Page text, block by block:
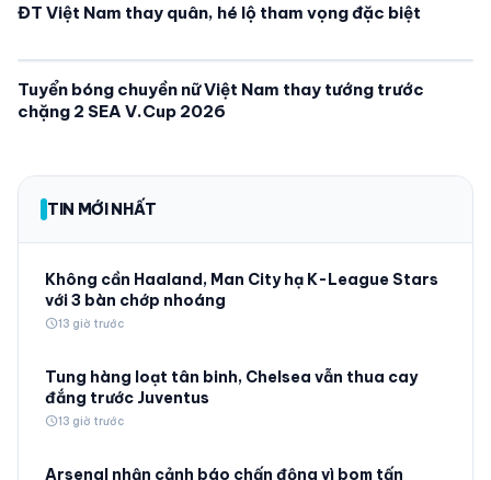
ĐT Việt Nam thay quân, hé lộ tham vọng đặc biệt
Tuyển bóng chuyền nữ Việt Nam thay tướng trước
chặng 2 SEA V.Cup 2026
TIN MỚI NHẤT
Không cần Haaland, Man City hạ K-League Stars
với 3 bàn chớp nhoáng
schedule13 giờ trước
Tung hàng loạt tân binh, Chelsea vẫn thua cay
đắng trước Juventus
schedule13 giờ trước
Arsenal nhận cảnh báo chấn động vì bom tấn